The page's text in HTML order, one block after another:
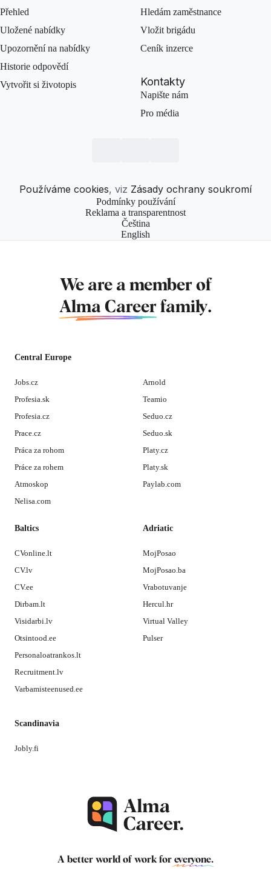
Přehled
Uložené nabídky
Upozornění na nabídky
Historie odpovědí
Vytvořit si životopis
Hledám zaměstnance
Vložit brigádu
Ceník inzerce
Kontakty
Napište nám
Pro média
Používáme cookies, viz Zásady ochrany soukromí
Podmínky používání
Reklama a transparentnost
Čeština
English
We are a member of
Alma Career family.
Central Europe
Jobs.cz
Profesia.sk
Profesia.cz
Prace.cz
Práca za rohom
Práce za rohem
Atmoskop
Nelisa.com
Arnold
Teamio
Seduo.cz
Seduo.sk
Platy.cz
Platy.sk
Paylab.com
Baltics
CVonline.lt
CV.lv
CV.ee
Dirbam.lt
Visidarbi.lv
Otsintood.ee
Personaloatrankos.lt
Recruitment.lv
Varbamisteenused.ee
Adriatic
MojPosao
MojPosao.ba
Vrabotuvanje
Hercul.hr
Virtual Valley
Pulser
Scandinavia
Jobly.fi
A better world of work for everyone.